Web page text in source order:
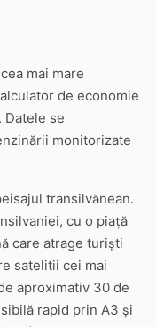
mai mare
de economie
Datele se
monitorizate
transilvănean.
cu o piață
care atrage turiști
satelitii cei mai
aproximativ 30 de
rapid prin A3 și